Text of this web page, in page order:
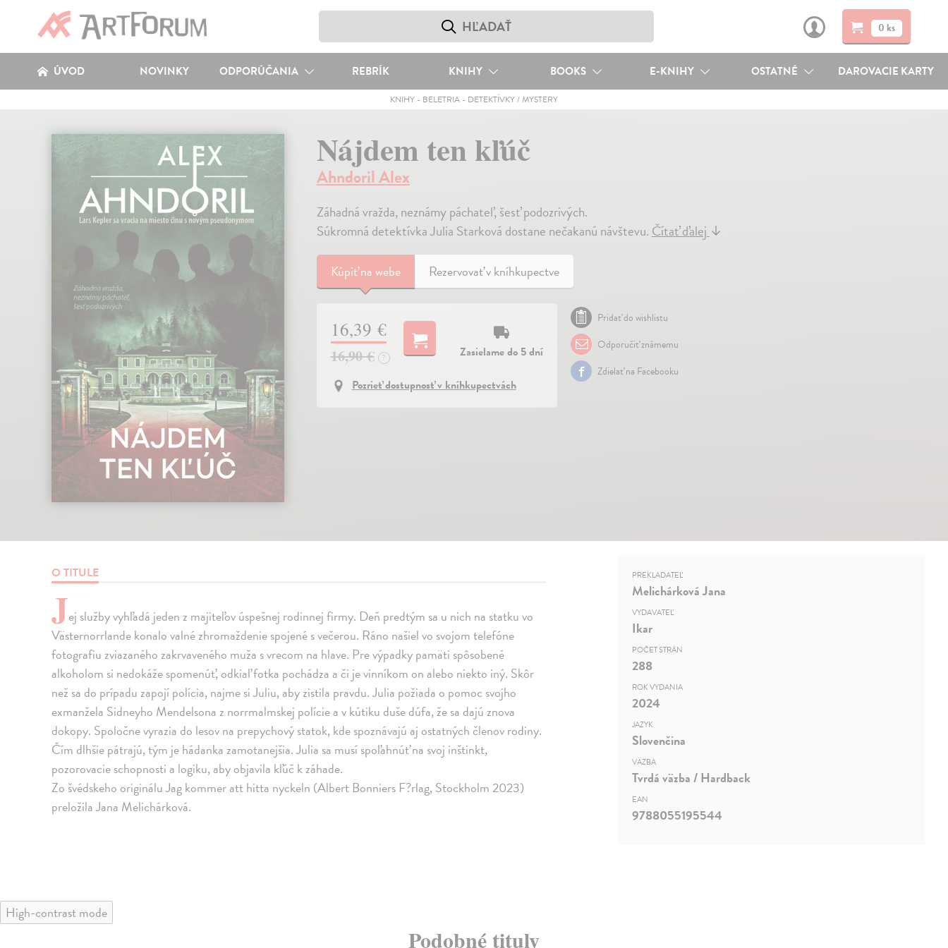
0 ks
ÚVOD NOVINKY ODPORÚČANIA REBRÍK KNIHY BOOKS E-KNIHY OSTATNÉ DAROVACIE KARTY
KNIHY- BELETRIA- DETEKTÍVKY / MYSTERY
Nájdem ten kľúč
Ahndoril Alex
Záhadná vražda, neznámy páchateľ, šesť podozrivých.
Súkromná detektívka Julia Starková dostane nečakanú návštevu.Čítať ďalej↓
Kúpiťna webe Rezervovať v kníhkupectve
16,39 €
16,90 € ?
Zasielame do 5 dní
Pozrieť dostupnosť v kníhkupectvách
Pridať do wishlistu
Odporučiť známemu
Zdielať na Facebooku
O TITULE
Jej služby vyhľadá jeden z majiteľov úspešnej rodinnej firmy. Deň predtým sa u nich na statku vo
Västernorrlande konalo valné zhromaždenie spojené s večerou. Ráno našiel vo svojom telefóne
fotografiu zviazaného zakrvaveného muža s vrecom na hlave. Pre výpadky pamäti spôsobené
alkoholom si nedokáže spomenúť, odkiaľ fotka pochádza a či je vinníkom on alebo niekto iný. Skôr
než sa do prípadu zapojí polícia, najme si Juliu, aby zistila pravdu. Julia požiada o pomoc svojho
exmanžela Sidneyho Mendelsona z norrmalmskej polície a v kútiku duše dúfa, že sa dajú znova
dokopy. Spoločne vyrazia do lesov na prepychový statok, kde spoznávajú aj ostatných členov rodiny.
Čím dlhšie pátrajú, tým je hádanka zamotanejšia. Julia sa musí spoľahnúť na svoj inštinkt,
pozorovacie schopnosti a logiku, aby objavila kľúč k záhade.
Zo švédskeho originálu Jag kommer att hitta nyckeln (Albert Bonniers F?rlag, Stockholm 2023)
preložila Jana Melichárková.
PREKLADATEĽ
Melichárková Jana
VYDAVATEĽ
Ikar
POČET STRÁN
288
ROK VYDANIA
2024
JAZYK
Slovenčina
VÄZBA
Tvrdá väzba / Hardback
EAN
9788055195544
High-contrast mode
Podobné tituly